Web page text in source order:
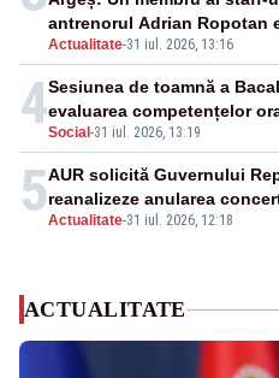
Actualitate-31 iul. 2026, 13:16
antrenorul Adrian Ropotan
4Social -31 iul. 2026, 13:19
Sesiunea de toamnă a
evaluarea competențelor
5Actualitate-31 iul. 2026, 12:18
AUR solicită Guvernului
reanalizeze anularea
ACTUALITATE